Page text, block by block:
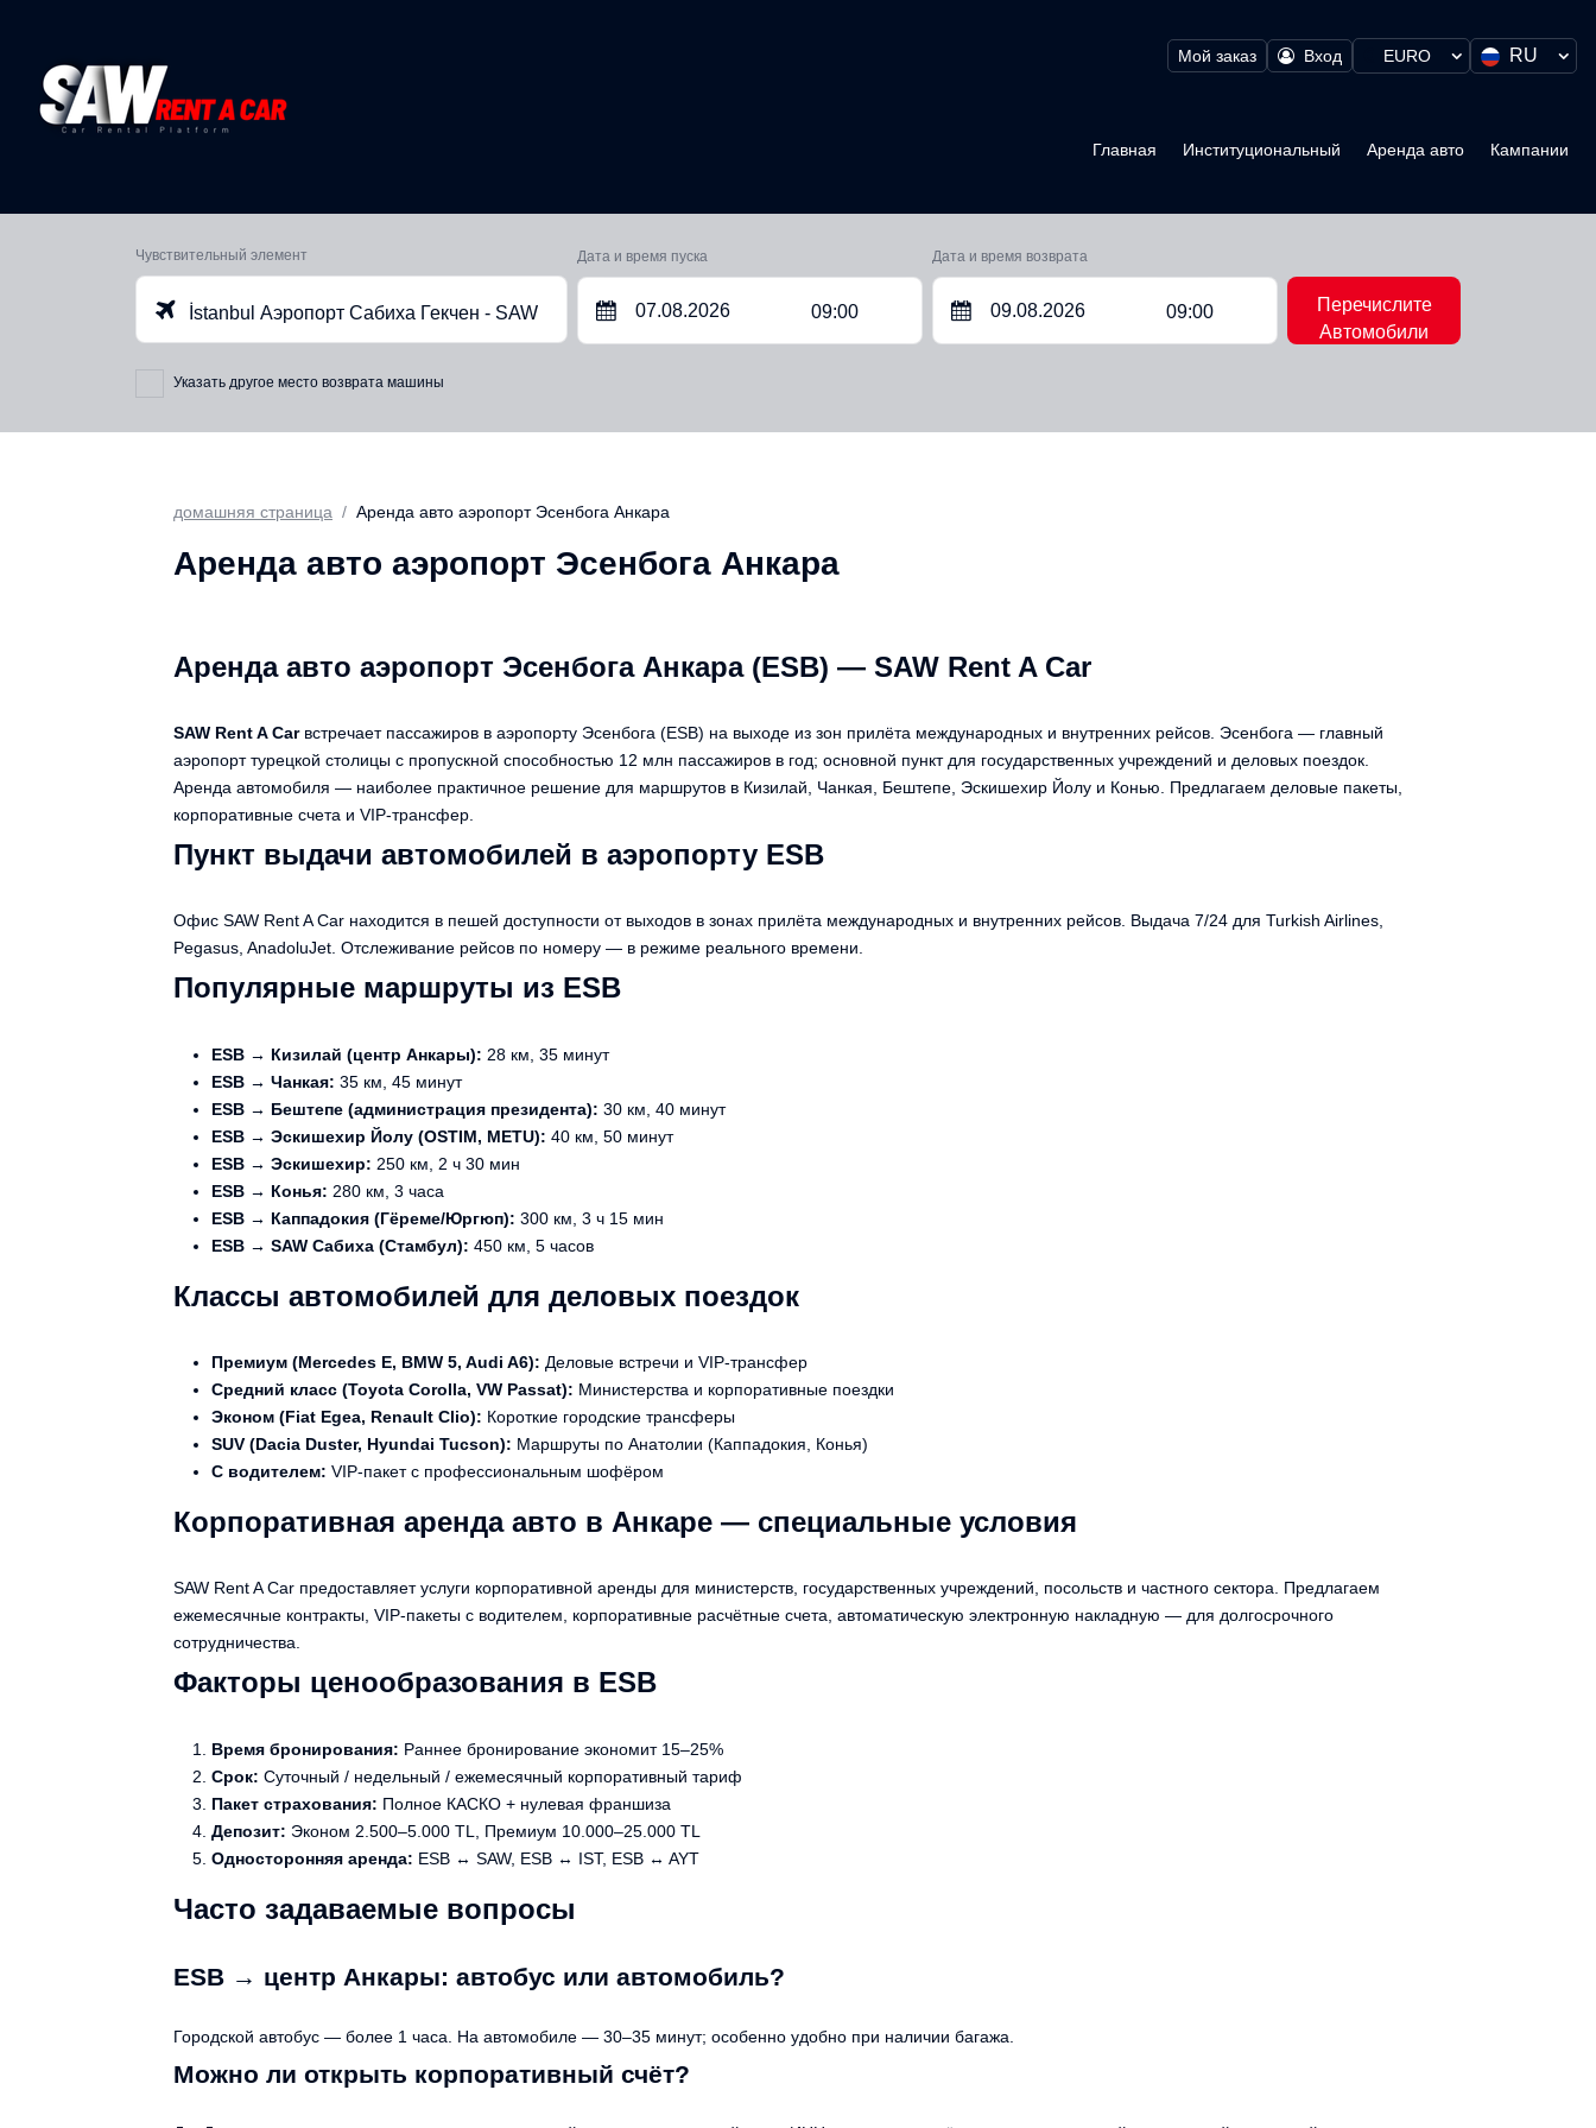
Мой заказ Вход RU
EURO
Главная Институциональный Аренда авто Кампании
Чувствительный элемент
İstanbul Аэропорт Сабиха Гекчен - SAW
Указать другое место возврата машины
Дата и время пуска
09:00
Дата и время возврата
09:00
Перечислите
Автомобили
домашняя страница Аренда авто аэропорт Эсенбога Анкара
Аренда авто аэропорт Эсенбога Анкара
Аренда авто аэропорт Эсенбога Анкара (ESB) — SAW Rent A Car
SAW Rent A Carвстречает пассажиров в аэропорту Эсенбога (ESB) на выходе из зон прилёта международных и внутренних рейсов. Эсенбога — главный
аэропорт турецкой столицы с пропускной способностью 12 млн пассажиров в год; основной пункт для государственных учреждений и деловых поездок.
Аренда автомобиля — наиболее практичное решение для маршрутов в Кизилай, Чанкая, Бештепе, Эскишехир Йолу и Конью. Предлагаем деловые пакеты,
корпоративные счета и VIP-трансфер.
Пункт выдачи автомобилей в аэропорту ESB
Офис SAW Rent A Car находится в пешей доступности от выходов в зонах прилёта международных и внутренних рейсов. Выдача 7/24 для Turkish Airlines,
Pegasus, AnadoluJet. Отслеживание рейсов по номеру — в режиме реального времени.
Популярные маршруты из ESB
ESB → Кизилай (центр Анкары): 28 км, 35 минут
ESB → Чанкая: 35 км, 45 минут
ESB → Бештепе (администрация президента): 30 км, 40 минут
ESB → Эскишехир Йолу (OSTIM, METU): 40 км, 50 минут
ESB → Эскишехир: 250 км, 2 ч 30 мин
ESB → Конья: 280 км, 3 часа
ESB → Каппадокия (Гёреме/Юргюп): 300 км, 3 ч 15 мин
ESB → SAW Сабиха (Стамбул): 450 км, 5 часов
Классы автомобилей для деловых поездок
Премиум (Mercedes E, BMW 5, Audi A6): Деловые встречи и VIP-трансфер
Средний класс (Toyota Corolla, VW Passat): Министерства и корпоративные поездки
Эконом (Fiat Egea, Renault Clio): Короткие городские трансферы
SUV (Dacia Duster, Hyundai Tucson): Маршруты по Анатолии (Каппадокия, Конья)
С водителем: VIP-пакет с профессиональным шофёром
Корпоративная аренда авто в Анкаре — специальные условия
SAW Rent A Car предоставляет услуги корпоративной аренды для министерств, государственных учреждений, посольств и частного сектора. Предлагаем
ежемесячные контракты, VIP-пакеты с водителем, корпоративные расчётные счета, автоматическую электронную накладную — для долгосрочного
сотрудничества.
Факторы ценообразования в ESB
Время бронирования: Раннее бронирование экономит 15–25%
Срок: Суточный / недельный / ежемесячный корпоративный тариф
Пакет страхования: Полное КАСКО + нулевая франшиза
Депозит: Эконом 2.500–5.000 TL, Премиум 10.000–25.000 TL
Односторонняя аренда: ESB ↔ SAW, ESB ↔ IST, ESB ↔ AYT
Часто задаваемые вопросы
ESB → центр Анкары: автобус или автомобиль?
Городской автобус — более 1 часа. На автомобиле — 30–35 минут; особенно удобно при наличии багажа.
Можно ли открыть корпоративный счёт?